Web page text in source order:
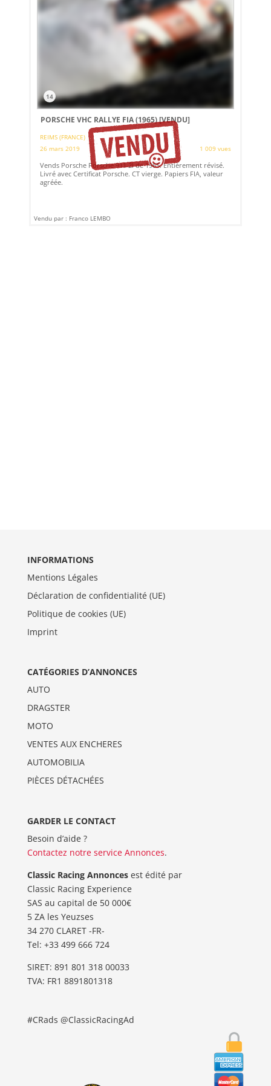
14
PORSCHE VHC RALLYE FIA (1965)[VENDU]
REIMS (FRANCE)
26 mars 2019
1 009 vues
Vends Porsche Porsche 911 2l de 1965. Entièrement révisé.
Livré avec Certificat Porsche. CT vierge. Papiers FIA, valeur
agréée.
Vendu par : Franco LEMBO
INFORMATIONS
Mentions Légales
Déclaration de confidentialité (UE)
Politique de cookies (UE)
Imprint
CATÉGORIES D’ANNONCES
AUTO
DRAGSTER
MOTO
VENTES AUX ENCHERES
AUTOMOBILIA
PIÈCES DÉTACHÉES
GARDER LE CONTACT
Besoin d’aide ?
Contactez notre service Annonces.
Classic Racing Annoncesest édité par
Classic Racing Experience
SAS au capital de 50 000€
5 ZA les Yeuzses
34 270 CLARET -FR-
Tel: ‭+33 499 666 724‬
SIRET: 891 801 318 00033
TVA: FR1 8891801318
#CRads @ClassicRacingAd